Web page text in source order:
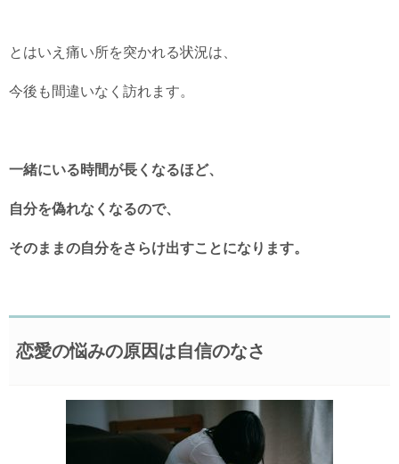
とはいえ痛い所を突かれる状況は、
今後も間違いなく訪れます。
一緒にいる時間が長くなるほど、
自分を偽れなくなるので、
そのままの自分をさらけ出すことになります。
恋愛の悩みの原因は自信のなさ